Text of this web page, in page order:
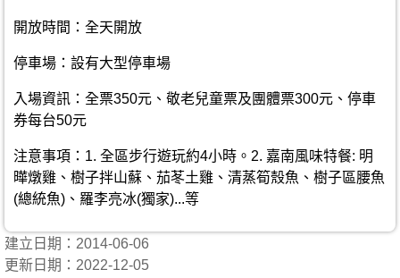
開放時間：全天開放
停車場：設有大型停車場
入場資訊：全票350元、敬老兒童票及團體票300元、停車
券每台50元
注意事項：1. 全區步行遊玩約4小時。2. 嘉南風味特餐: 明
曄燉雞、樹子拌山蘇、茄苳土雞、清蒸筍殼魚、樹子區腰魚
(總統魚)、羅李亮冰(獨家)...等
建立日期：2014-06-06
更新日期：2022-12-05